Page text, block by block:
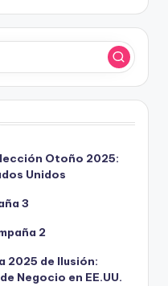
Otoño 2025:
Unidos
3
2
2025 de Ilusión:
Negocio en EE.UU.